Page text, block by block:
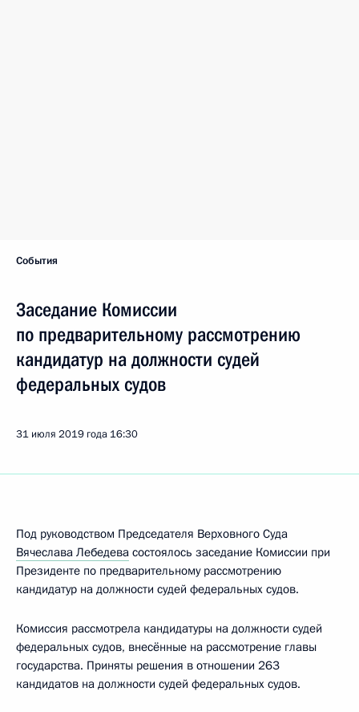
События
Заседание Комиссии
по предварительному рассмотрению
кандидатур на должности судей
федеральных судов
31 июля 2019 года 16:30
Под руководством Председателя Верховного Суда
Вячеслава Лебедева состоялось заседание Комиссии при
Президенте по предварительному рассмотрению
кандидатур на должности судей федеральных судов.
Комиссия рассмотрела кандидатуры на должности судей
федеральных судов, внесённые на рассмотрение главы
государства. Приняты решения в отношении 263
кандидатов на должности судей федеральных судов.